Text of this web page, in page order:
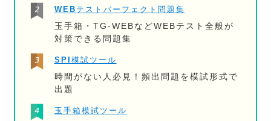
WEBテストパーフェクト問題集
玉手箱・TG-WEBなどWEBテスト全般が
対策できる問題集
SPI模試ツール
時間がない人必見！頻出問題を模試形式で
出題
玉手箱模試ツール